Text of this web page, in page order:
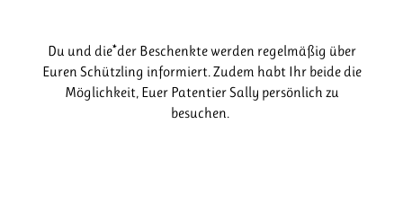
Du und die*der Beschenkte werden regelmäßig über
Euren Schützling informiert. Zudem habt Ihr beide die
Möglichkeit, Euer Patentier Sally persönlich zu
besuchen.